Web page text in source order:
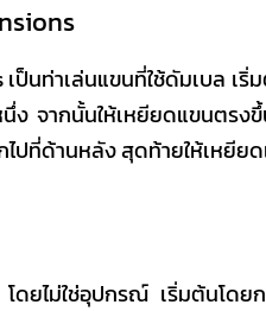
ป็นท่าเล่นแขนที่ใช้ดัมเบล เริ่
ง จากนั้นให้เหยียดแขนตรง
ปที่ด้านหลัง สุดท้ายให้เหยีย
ดยไม่ใช่อุปกรณ์ เริ่มต้นโดย